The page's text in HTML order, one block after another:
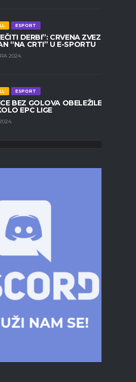
ESPORT
DERBI”: CRVENA ZVEZDA I
“NA CRTI” U E-SPORTU
2024.
ESPORT
BEZ GOLOVA OBELEŽILE
EPC LIGE